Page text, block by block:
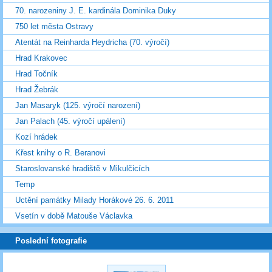
70. narozeniny J. E. kardinála Dominika Duky
750 let města Ostravy
Atentát na Reinharda Heydricha (70. výročí)
Hrad Krakovec
Hrad Točník
Hrad Žebrák
Jan Masaryk (125. výročí narození)
Jan Palach (45. výročí upálení)
Kozí hrádek
Křest knihy o R. Beranovi
Staroslovanské hradiště v Mikulčicích
Temp
Uctění památky Milady Horákové 26. 6. 2011
Vsetín v době Matouše Václavka
Poslední fotografie